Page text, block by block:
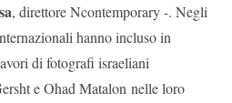
, direttore Ncontemporary -. Negli
hanno incluso in
di fotografi israeliani
e Ohad Matalon nelle loro